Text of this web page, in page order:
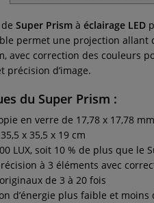
Super Prism à éclairage LED
permet une projection allant
avec correction des couleurs
précision d’image.
du Super Prism :
en verre de 17,78 x 17,78 mm
x 35,5 x 19 cm
LUX, soit 10 % de plus que le
à 3 éléments avec
de 3 à 20 fois
d’énergie plus faible et